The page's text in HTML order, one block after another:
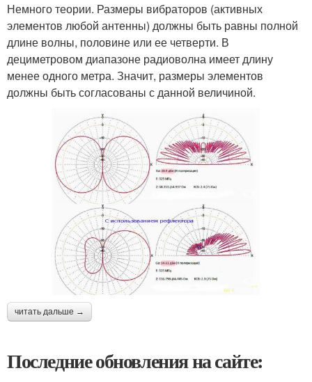
Немного теории. Размеры вибраторов (активных
элементов любой антенны) должны быть равны полной
длине волны, половине или ее четверти. В
дециметровом диапазоне радиоволна имеет длину
менее одного метра. Значит, размеры элементов
должны быть согласованы с данной величиной.
читать дальше →
Последние обновления на сайте: